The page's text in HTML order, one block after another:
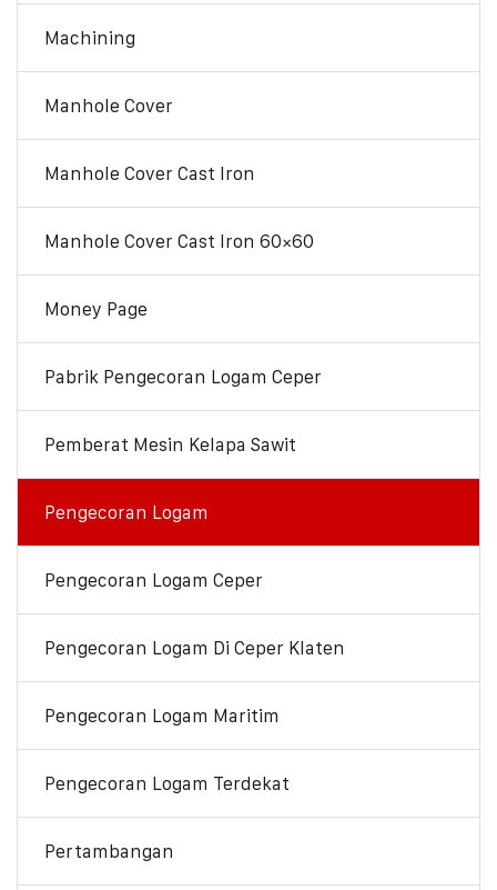
Machining
Manhole Cover
Manhole Cover Cast Iron
Manhole Cover Cast Iron 60×60
Money Page
Pabrik Pengecoran Logam Ceper
Pemberat Mesin Kelapa Sawit
Pengecoran Logam
Pengecoran Logam Ceper
Pengecoran Logam Di Ceper Klaten
Pengecoran Logam Maritim
Pengecoran Logam Terdekat
Pertambangan